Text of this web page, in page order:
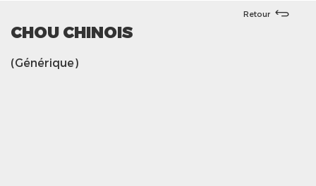
Retour
CHOU CHINOIS
(Générique)